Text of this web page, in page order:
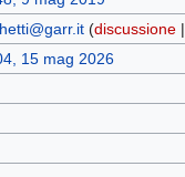
(discussione|
15 mag 2026